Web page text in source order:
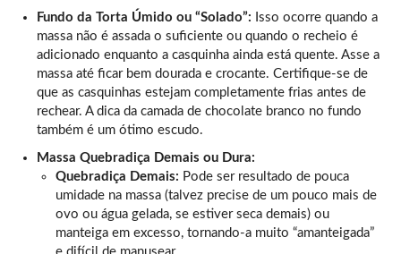
Fundo da Torta Úmido ou “Solado”: Isso ocorre quando a
massa não é assada o suficiente ou quando o recheio é
adicionado enquanto a casquinha ainda está quente. Asse a
massa até ficar bem dourada e crocante. Certifique-se de
que as casquinhas estejam completamente frias antes de
rechear. A dica da camada de chocolate branco no fundo
também é um ótimo escudo.
Massa Quebradiça Demais ou Dura:
Quebradiça Demais: Pode ser resultado de pouca
umidade na massa (talvez precise de um pouco mais de
ovo ou água gelada, se estiver seca demais) ou
manteiga em excesso, tornando-a muito “amanteigada”